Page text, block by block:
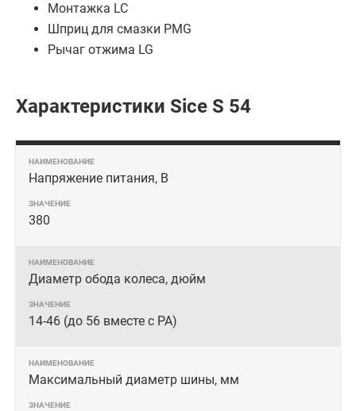
Монтажка LC
Шприц для смазки PMG
Рычаг отжима LG
Характеристики Sice S 54
Напряжение питания, В
380
Диаметр обода колеса, дюйм
14-46 (до 56 вместе с PA)
Максимальный диаметр шины, мм